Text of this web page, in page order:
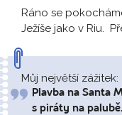
Ráno se
Ježíše jako v Riu.
Můj největší zážitek:
Plavba na Santa
s piráty na palubě.